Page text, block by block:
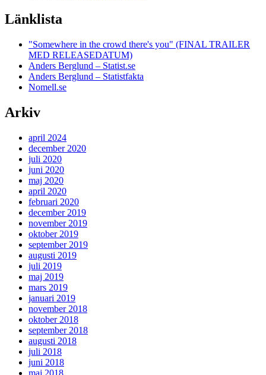
Länklista
"Somewhere in the crowd there's you" (FINAL TRAILER
MED RELEASEDATUM)
Anders Berglund – Statist.se
Anders Berglund – Statistfakta
Nomell.se
Arkiv
april 2024
december 2020
juli 2020
juni 2020
maj 2020
april 2020
februari 2020
december 2019
november 2019
oktober 2019
september 2019
augusti 2019
juli 2019
maj 2019
mars 2019
januari 2019
november 2018
oktober 2018
september 2018
augusti 2018
juli 2018
juni 2018
maj 2018